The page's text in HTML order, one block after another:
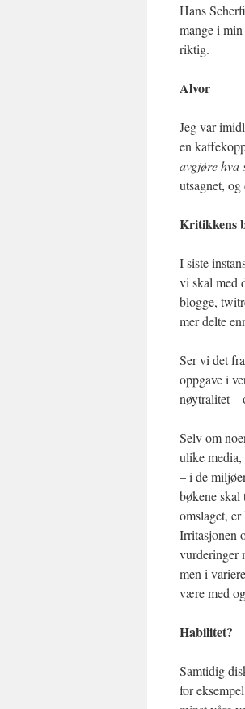
Hans
mange i
riktig.
Alvor
Jeg var
en
avgjøre hva
utsagnet,
Kritikkens
I siste
vi skal med
blogge,
mer delte
Ser vi det
oppgave i
nøytralitet –
Selv om
ulike media,
– i de
bøkene skal
omslaget,
Irritasjonen
vurderinger
men i
være med
Habilitet?
Samtidig
for